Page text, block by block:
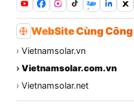
Zalo
WebSite Cùng Công
› Vietnamsolar.vn
› Vietnamsolar.com.vn
› Vietnamsolar.net